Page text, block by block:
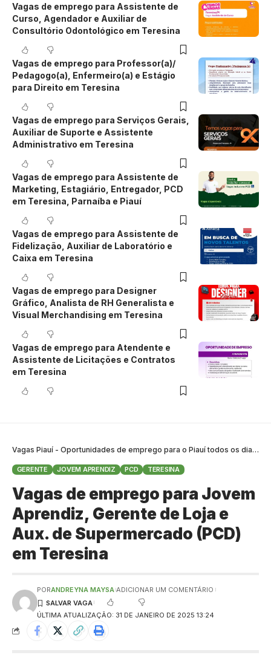
Vagas de emprego para Assistente de
Curso, Agendador e Auxiliar de
Consultório Odontológico em Teresina
Vagas de emprego para Professor(a)/
Pedagogo(a), Enfermeiro(a) e Estágio
para Direito em Teresina
Vagas de emprego para Serviços Gerais,
Auxiliar de Suporte e Assistente
Administrativo em Teresina
Vagas de emprego para Assistente de
Marketing, Estagiário, Entregador, PCD
em Teresina, Parnaíba e Piauí
Vagas de emprego para Assistente de
Fidelização, Auxiliar de Laboratório e
Caixa em Teresina
Vagas de emprego para Designer
Gráfico, Analista de RH Generalista e
Visual Merchandising em Teresina
Vagas de emprego para Atendente e
Assistente de Licitações e Contratos
em Teresina
Vagas Piauí - Oportunidades de emprego para o Piauí todos os dias>
GERENTE JOVEM APRENDIZ PCD TERESINA
Vagas de emprego para Jovem
Aprendiz, Gerente de Loja e
Aux. de Supermercado (PCD)
em Teresina
ÚLTIMA ATUALIZAÇÃO: 31 DE JANEIRO DE 2025 13:24
PORANDREYNA MAYSA ADICIONAR UM COMENTÁRIO